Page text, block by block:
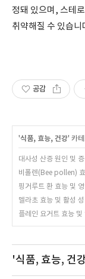
정돼 있으며, 스테
취약해질 수 있습니
공감
'식품, 효능, 건강' 카
대사성 산증 원인 및
비폴렌(Bee pollen)
핑거루트 환 효능 및
멜라초 효능 및 활성
플레인 요거트 효능
'식품, 효능, 건